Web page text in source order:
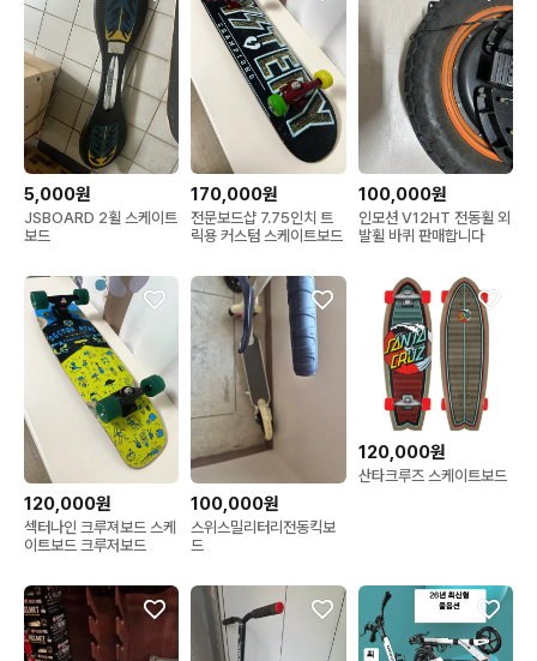
5,000원
JSBOARD 2휠 스케이트
보드
170,000원
전문보드샵 7.75인치 트
릭용 커스텀 스케이트보드
100,000원
인모션 V12HT 전동휠 외
발휠 바퀴 판매합니다
120,000원
섹터나인 크루져보드 스케
이트보드 크루저보드
100,000원
스위스밀리터리전동킥보
드
120,000원
산타크루즈 스케이트보드